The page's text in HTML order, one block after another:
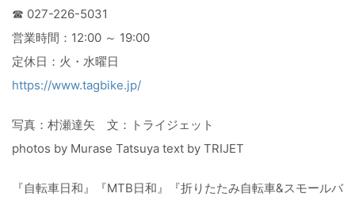
☎ 027-226-5031
営業時間：12:00 ～ 19:00
定休日：火・水曜日
https://www.tagbike.jp/
写真：村瀬達矢 文：トライジェット
photos by Murase Tatsuya text by TRIJET
『自転車日和』『MTB日和』『折りたたみ自転車&スモールバ